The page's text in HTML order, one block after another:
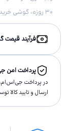
۳۰ روزه، گوشی خریداری‌شده را مرجوع کنید.
فرآیند قیمت
پرداخت امن
در پرداخت
ارسال و تاييد